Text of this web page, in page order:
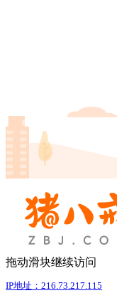
拖动滑块继续访问
IP地址：216.73.217.115